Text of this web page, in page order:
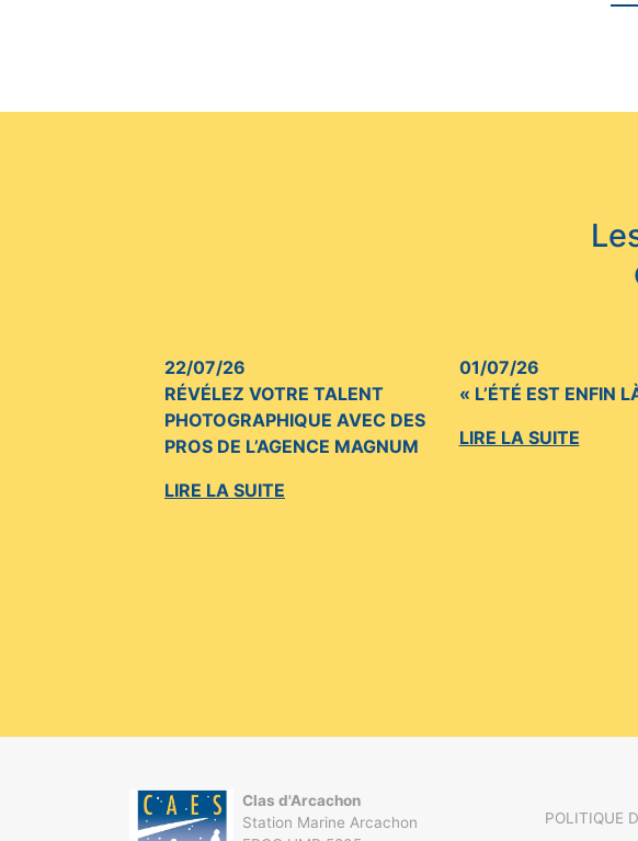
22/07/26
RÉVÉLEZ VOTRE TALENT
PHOTOGRAPHIQUE AVEC DES
PROS DE L’AGENCE MAGNUM
LIRE LA SUITE
01/07/26
« L’ÉTÉ EST ENFIN
LIRE LA SUITE
Clas d'Arcachon
Station Marine Arcachon
POLITIQUE